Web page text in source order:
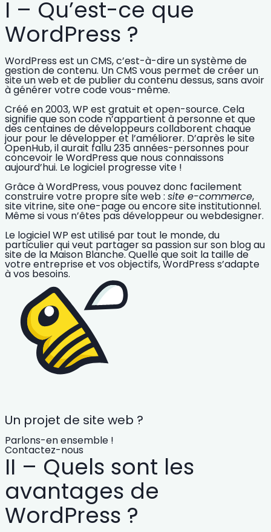
I – Qu’est-ce que
WordPress ?
WordPress est un CMS, c’est-à-dire unsystème de
gestion de contenu. Un CMS vous permet decréer un
site un webet de publier du contenu dessus, sans avoir
à générer votre code vous-même.
Créé en 2003, WP est gratuit et open-source. Cela
signifie que son code n’appartient à personne et que
des centaines de développeurs collaborent chaque
jour pour le développer et l’améliorer. D’après le site
OpenHub, il aurait fallu 235 années-personnes pour
concevoir le WordPress que nous connaissons
aujourd’hui. Le logiciel progresse vite !
Grâce àWordPress, vous pouvez donc facilement
construire votre propre site web: site e-commerce,
site vitrine, site one-page ou encoresite institutionnel.
Même si vous n’êtes pas développeur ou webdesigner.
Le logiciel WP est utilisé par tout le monde, du
particulier qui veut partager sa passion sur son blog au
site de la Maison Blanche. Quelle que soit la taille de
votre entreprise et vos objectifs,WordPress s’adapte
à vos besoins.
Un projet de site web ?
Parlons-en ensemble !
Contactez-nous
II – Quels sont les
avantages de
WordPress ?